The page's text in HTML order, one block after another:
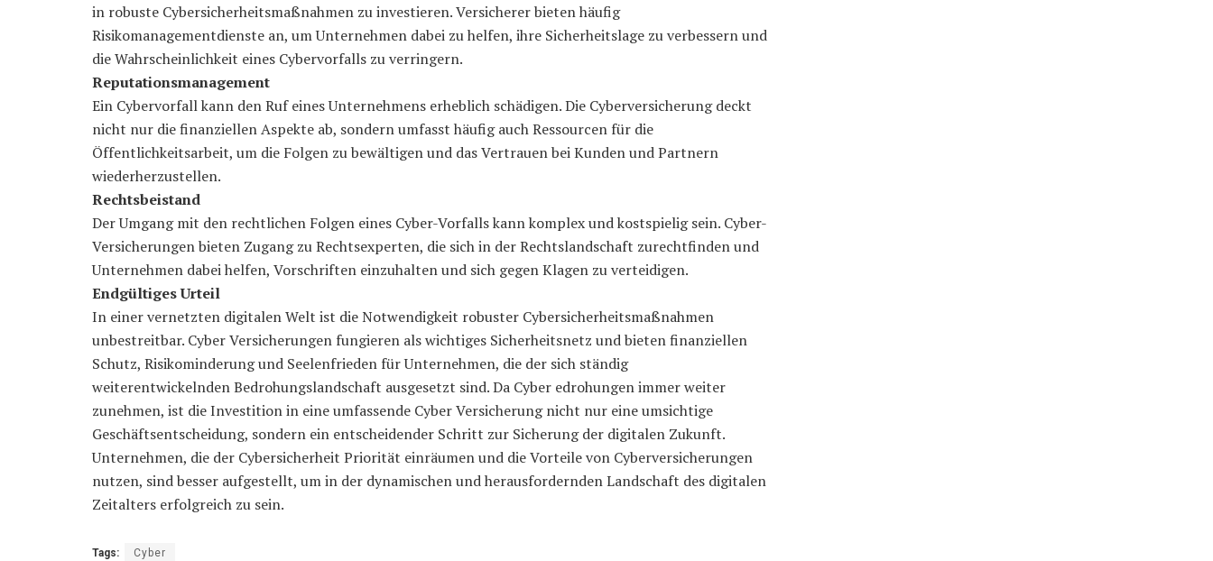
in robuste Cybersicherheitsmaßnahmen zu investieren. Versicherer bieten häufig
Risikomanagementdienste an, um Unternehmen dabei zu helfen, ihre Sicherheitslage zu verbessern und
die Wahrscheinlichkeit eines Cybervorfalls zu verringern.
Reputationsmanagement
Ein Cybervorfall kann den Ruf eines Unternehmens erheblich schädigen. Die Cyberversicherung deckt
nicht nur die finanziellen Aspekte ab, sondern umfasst häufig auch Ressourcen für die
Öffentlichkeitsarbeit, um die Folgen zu bewältigen und das Vertrauen bei Kunden und Partnern
wiederherzustellen.
Rechtsbeistand
Der Umgang mit den rechtlichen Folgen eines Cyber-Vorfalls kann komplex und kostspielig sein. Cyber-
Versicherungen bieten Zugang zu Rechtsexperten, die sich in der Rechtslandschaft zurechtfinden und
Unternehmen dabei helfen, Vorschriften einzuhalten und sich gegen Klagen zu verteidigen.
Endgültiges Urteil
In einer vernetzten digitalen Welt ist die Notwendigkeit robuster Cybersicherheitsmaßnahmen
unbestreitbar. Cyber Versicherungen fungieren als wichtiges Sicherheitsnetz und bieten finanziellen
Schutz, Risikominderung und Seelenfrieden für Unternehmen, die der sich ständig
weiterentwickelnden Bedrohungslandschaft ausgesetzt sind. Da Cyber edrohungen immer weiter
zunehmen, ist die Investition in eine umfassende Cyber Versicherung nicht nur eine umsichtige
Geschäftsentscheidung, sondern ein entscheidender Schritt zur Sicherung der digitalen Zukunft.
Unternehmen, die der Cybersicherheit Priorität einräumen und die Vorteile von Cyberversicherungen
nutzen, sind besser aufgestellt, um in der dynamischen und herausfordernden Landschaft des digitalen
Zeitalters erfolgreich zu sein.
Tags: Cyber